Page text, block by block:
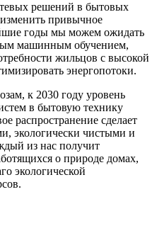
решений в бытовых
привычное
годы мы можем ожидать
машинным обучением,
жильцов с высокой
энергопотоки.
к 2030 году уровень
в бытовую технику
распространение сделает
экологически чистыми и
из нас получит
о природе домах,
экологической